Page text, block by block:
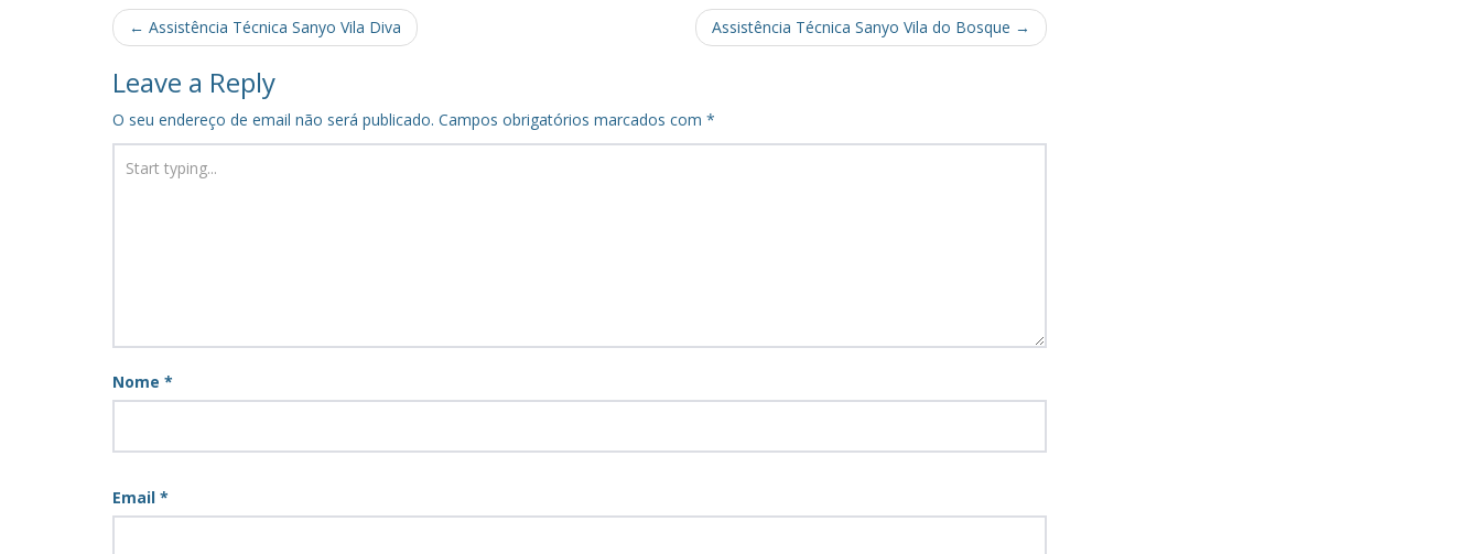
Post
navigation
← Assistência Técnica Sanyo Vila Diva Assistência Técnica Sanyo Vila do Bosque →
Leave a Reply
O seu endereço de email não será publicado. Campos obrigatórios marcados com *
Nome *
Email *